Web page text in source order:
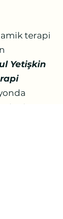
terapi
Yetişkin